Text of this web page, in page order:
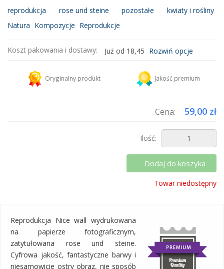
reprodukcja
rose und steine pozostałe
kwiaty i rośliny
Natura Kompozycje Reprodukcje
Koszt pakowania i dostawy: Już od 18,45 Rozwiń opcje
Kurier DHL
Dodaj więcej produktów do koszyka i zapłać za wysyłkę tylko raz!
Oryginalny produkt Jakość premium
Cena: 59,00 zł
Dodaj do koszyka
Ilość:
Towar niedostępny
Reprodukcja Nice wall wydrukowana
na papierze fotograficznym,
zatytułowana rose und steine.
Cyfrowa jakość, fantastyczne barwy i
niesamowicie ostry obraz, nie sposób